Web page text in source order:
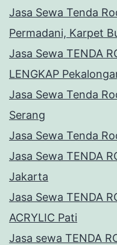
Jasa Sewa Tenda
Permadani, Karpet
Jasa Sewa TENDA
LENGKAP
Jasa Sewa Tenda
Serang
Jasa Sewa Tenda
Jasa Sewa TENDA
Jakarta
Jasa Sewa TENDA
ACRYLIC Pati
Jasa sewa TENDA